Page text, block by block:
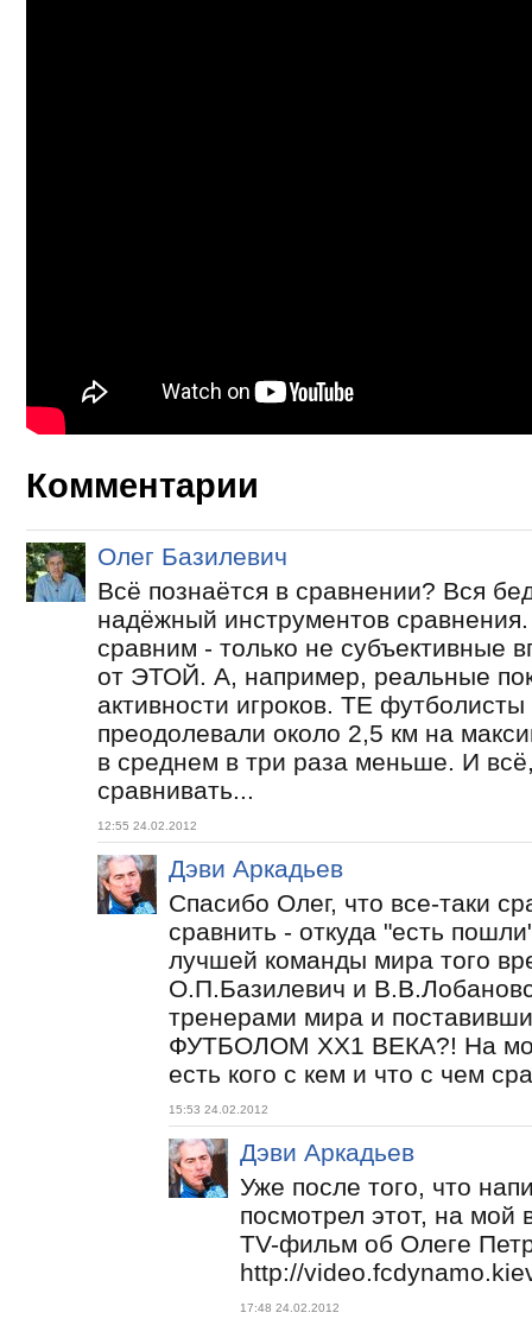
Комментарии
Олег Базилевич
Всё познаётся в сравнении? Вся
надёжный инструментов
сравним - только не субъективные
от ЭТОЙ. А, например, реальные
активности игроков. ТЕ
преодолевали около 2,5 км на
в среднем в три раза меньше. И
сравнивать...
12:55 24.02.2012
Дэви Аркадьев
Спасибо Олег, что все-таки
сравнить - откуда "есть
лучшей команды мира того
О.П.Базилевич и
тренерами мира и
ФУТБОЛОМ ХХ1 ВЕКА?! На мой
есть кого с кем и что с чем
15:53 24.02.2012
Дэви Аркадьев
Уже после того, что
посмотрел этот, на мой
TV-фильм об Олеге
http://
17:48 24.02.2012